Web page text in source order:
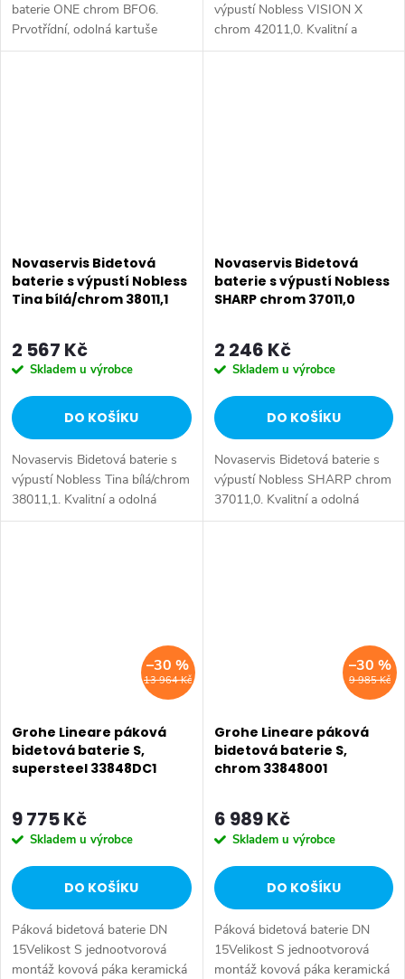
baterie ONE chrom BFO6.
Prvotřídní, odolná kartuše
40mm s prodlouženou zárukou
výpustí Nobless VISION X
chrom 42011,0. Kvalitní a
odolná keramická kartuše 35
Novaservis Bidetová
baterie s výpustí Nobless
Tina bílá/chrom 38011,1
2 567 Kč
Skladem u výrobce
DO KOŠÍKU
Novaservis Bidetová baterie s
výpustí Nobless Tina bílá/chrom
38011,1. Kvalitní a odolná
keramická kartuše 35 mm s
Novaservis Bidetová
baterie s výpustí Nobless
SHARP chrom 37011,0
2 246 Kč
Skladem u výrobce
DO KOŠÍKU
Novaservis Bidetová baterie s
výpustí Nobless SHARP chrom
37011,0. Kvalitní a odolná
keramická kartuše 35 mm s
13 964 Kč
–30 %
Grohe Lineare páková
bidetová baterie S,
supersteel 33848DC1
9 775 Kč
Skladem u výrobce
DO KOŠÍKU
Páková bidetová baterie DN
15Velikost S jednootvorová
montáž kovová páka keramická
9 985 Kč
–30 %
Grohe Lineare páková
bidetová baterie S,
chrom 33848001
6 989 Kč
Skladem u výrobce
DO KOŠÍKU
Páková bidetová baterie DN
15Velikost S jednootvorová
montáž kovová páka keramická